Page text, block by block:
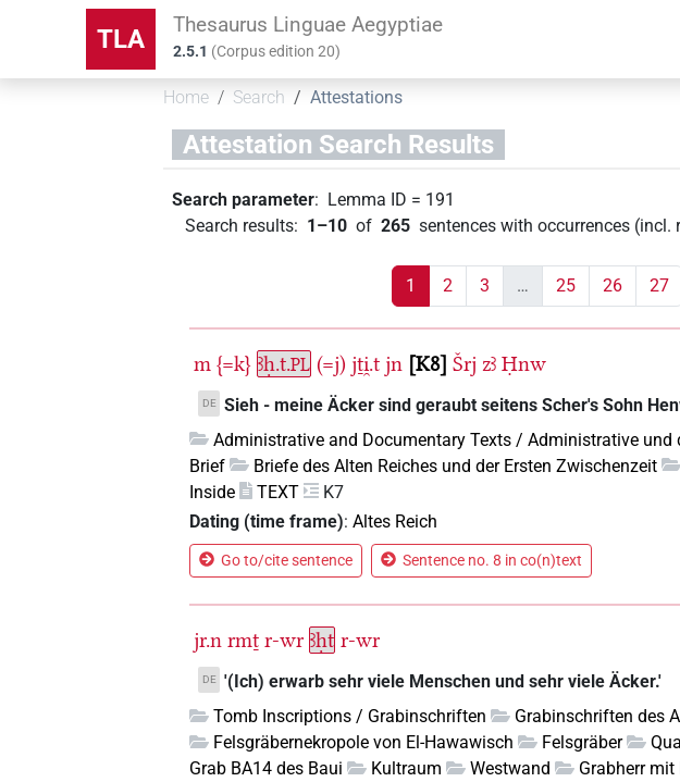
TLA Thesaurus Linguae Aegyptiae
2.5.1 (Corpus edition20)
Home Search Attestations
Attestation Search Results
Search parameter: Lemma ID = 191
Search results: 1–10 of 265 sentences with occurrences (incl.
1 2 3 … 25 26 27
m {=k} ꜣḥ.t.PL (=j) jṯi̯.t jn K8 Šrj zꜣ Ḥnw
DE Sieh - meine Äcker sind geraubt seitens Scher's Sohn
Administrative and Documentary Texts / Administrative und
Brief
Briefe des Alten Reiches und der Ersten Zwischenzeit
Inside
TEXT
K7
Dating (time frame):Altes Reich
Go to/cite sentence Sentence no. 8 in co(n)text
jr.n rmṯ r-wr ꜣḥt r-wr
DE '(Ich) erwarb sehr viele Menschen und sehr viele Äcker.'
Tomb Inscriptions / Grabinschriften
Grabinschriften des
Felsgräbernekropole von El-Hawawisch
Felsgräber
Grab BA14 des Baui
Kultraum Westwand
Grabherr